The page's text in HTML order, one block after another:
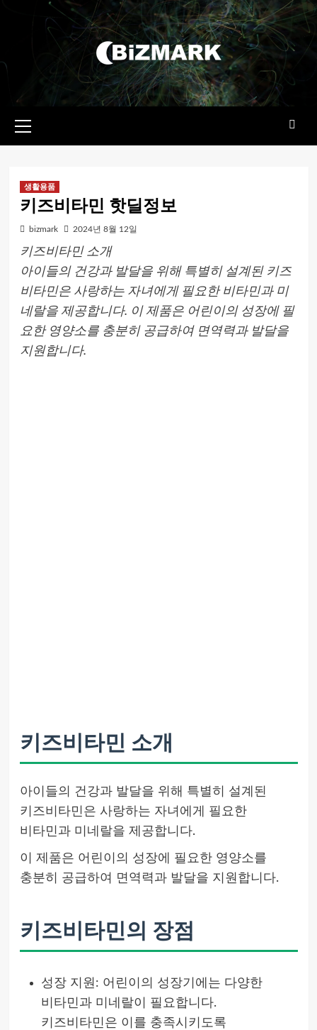
메뉴
생활용품
키즈비타민 핫딜정보
bizmark 2024년 8월 12일
키즈비타민 소개
아이들의 건강과 발달을 위해 특별히 설계된 키즈
비타민은 사랑하는 자녀에게 필요한 비타민과 미
네랄을 제공합니다. 이 제품은 어린이의 성장에 필
요한 영양소를 충분히 공급하여 면역력과 발달을
지원합니다.
키즈비타민 소개
아이들의 건강과 발달을 위해 특별히 설계된
키즈비타민은 사랑하는 자녀에게 필요한
비타민과 미네랄을 제공합니다.
이 제품은 어린이의 성장에 필요한 영양소를
충분히 공급하여 면역력과 발달을 지원합니다.
키즈비타민의 장점
성장 지원: 어린이의 성장기에는 다양한
비타민과 미네랄이 필요합니다.
키즈비타민은 이를 충족시키도록